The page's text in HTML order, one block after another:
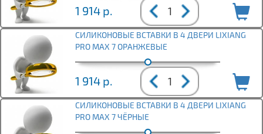
1 914 р.
CИЛИКОНОВЫЕ ВСТАВКИ В 4 ДВЕРИ LIXIANG
PRO MAX 7 ОРАНЖЕВЫЕ
1 914 р.
CИЛИКОНОВЫЕ ВСТАВКИ В 4 ДВЕРИ LIXIANG
PRO MAX 7 ЧЁРНЫЕ